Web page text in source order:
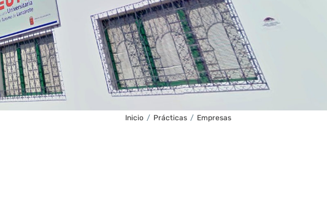
Inicio / Prácticas / Empresas